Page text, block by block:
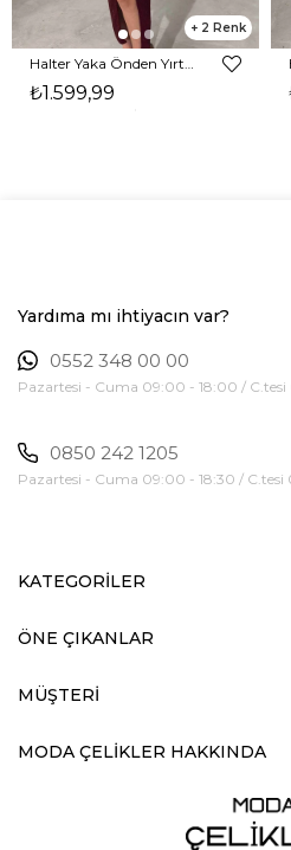
2
Halter Yaka Önden Yırtmaçlı Midi Boy Bordo Hasre Kadın Elbise 26Y502
₺1.599,99
Yardıma mı ihtiyacın var?
0552 348 00 00
Pazartesi - Cuma 09:00 - 18:00 / C.tesi
0850 242 1205
Pazartesi - Cuma 09:00 - 18:30 / C.tesi
KATEGORİLER
ÖNE ÇIKANLAR
MÜŞTERİ
MODA ÇELİKLER HAKKINDA